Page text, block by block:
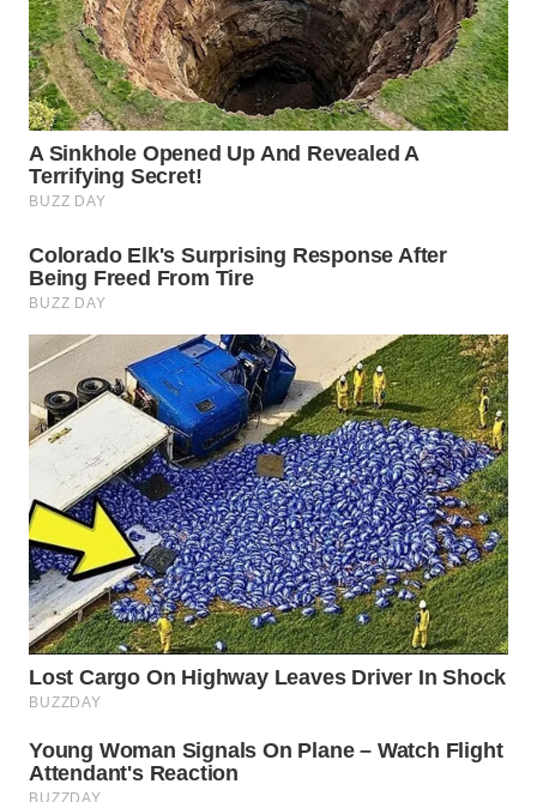
KRT
NEWS
KARING
NEWS
MARITIM
NEWS
GARONGGANG
FISUELRI
ID
ENERGI
NEWS
CILEUNGSI
NEWS
BERKAT
NEWS